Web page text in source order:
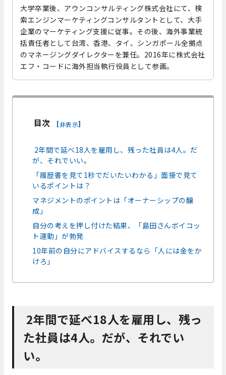
大学卒業後、アウンコンサルティング株式会社にて、検
索エンジンマーケティングコンサルタントとして、大手
企業のマーケティング支援に従事。その後、海外事業統
括責任者として台湾、香港、タイ、シンガポール全拠点
のマネージングダイレクターを兼任。2016年に株式会社
エフ・コードに海外担当執行役員として参画。
目次 [非表示]
2年間で延べ18人を雇用し、残った社員は4人。だ
が、それでいい。
「履歴書を見て1秒でだいたいわかる」面接で見て
いるポイントは？
マネジメントのポイントは「オーナーシップの醸
成」
自分の考えを押し付けた結果、「島田さんボイコッ
ト運動」が勃発
10年前の自分にアドバイスするなら「人には金をか
けろ」
2年間で延べ18人を雇用し、残っ
た社員は4人。だが、それでい
い。